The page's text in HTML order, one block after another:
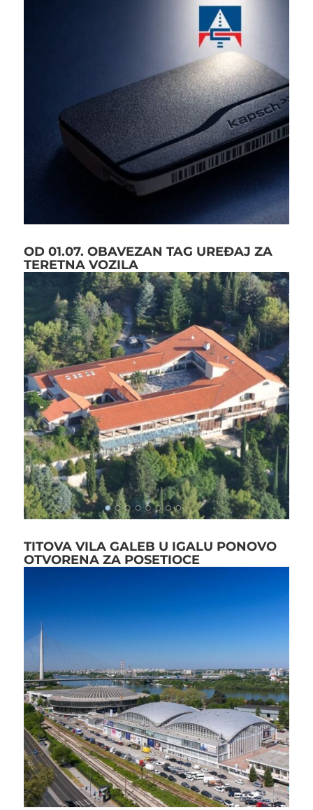
OD 01.07. OBAVEZAN TAG UREĐAJ ZA
TERETNA VOZILA
TITOVA VILA GALEB U IGALU PONOVO
OTVORENA ZA POSETIOCE